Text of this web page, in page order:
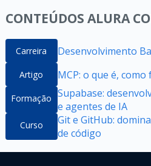
CONTEÚDOS ALURA
Carreira Desenvolvimento
Artigo MCP: o que é,
Formação Supabase:
e agentes de IA
Curso
Git e GitHub:
de código